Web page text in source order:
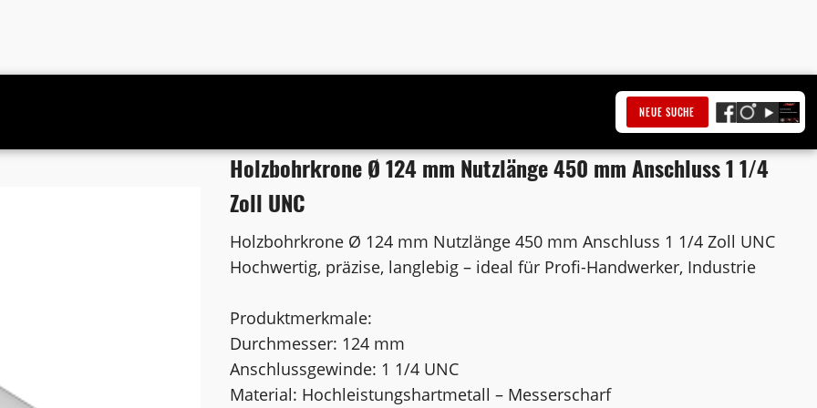
NEUE SUCHE
Anschluss 1 1/4 Zoll UNC
Holzbohrkrone Ø 124 mm Nutzlänge 450 mm Anschluss 1 1/4
Zoll UNC
Holzbohrkrone Ø 124 mm Nutzlänge 450 mm Anschluss 1 1/4 Zoll UNC
Hochwertig, präzise, langlebig – ideal für Profi-Handwerker, Industrie
Produktmerkmale:
Durchmesser: 124 mm
Anschlussgewinde: 1 1/4 UNC
Material: Hochleistungshartmetall – Messerscharf